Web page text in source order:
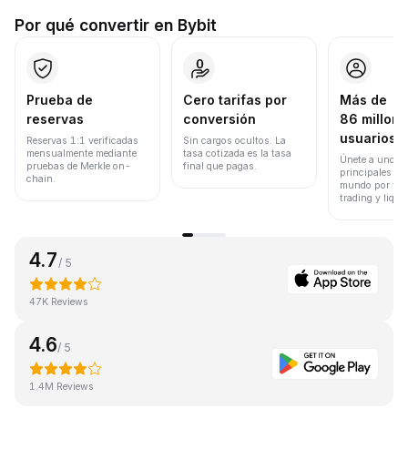
Por qué convertir en Bybit
Prueba de
reservas
Reservas 1:1 verificadas
mensualmente mediante
pruebas de Merkle on-
chain.
Cero tarifas por
conversión
Sin cargos ocultos. La
tasa cotizada es la tasa
final que pagas.
Más de
86
usuarios
Únete a uno
principales
mundo por
trading y
4.7/ 5
47K Reviews
4.6/ 5
1.4M Reviews